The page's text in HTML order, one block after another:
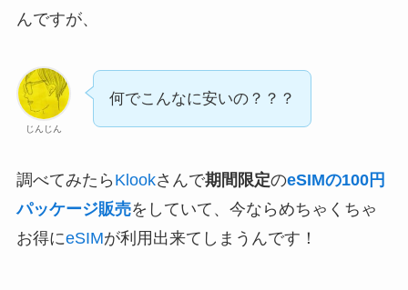
んですが、
じんじん
何でこんなに安いの？？？
調べてみたら Klookさんで期間限定のeSIMの100円
パッケージ販売をしていて、今ならめちゃくちゃ
お得にeSIMが利用出来てしまうんです！